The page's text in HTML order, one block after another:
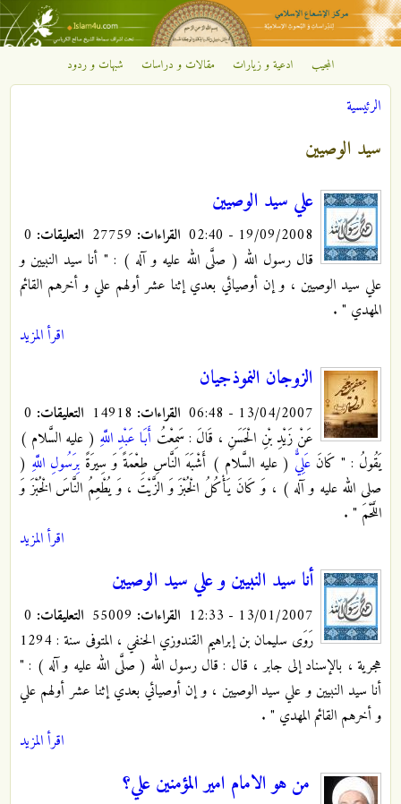
تجاوز إلى المحتوى الرئيسي
مركز
الإشعاع
الإسلامي
المجيب ادعية و زيارات مقالات و دراسات شبهات و ردود
أنت هنا
الرئيسية
سيد الوصيين
علي سيد الوصيين
19/09/2008 - 02:40 القراءات: التعليقات:
قال رسول الله ( صلَّى الله عليه و آله ) : " أنا سيد النبيين و
علي سيد الوصيين ، و إن أوصيائي بعدي إثنا عشر أولهم علي و أخرهم القائم
المهدي " .
اقرأ المزيد
الزوجان النموذجيان
13/04/2007 - 06:48 القراءات: التعليقات:
عَنْ زَيْدِ بْنِ الْحَسَنِ ، قَالَ : سَمِعْتُ أَبَا عَبْدِ اللَّهِ ( عليه السَّلام )
يَقُولُ : " كَانَعَلِيٌّ ( عليه السَّلام ) أَشْبَهَ النَّاسِ طِعْمَةً وَ سِيرَةً بِرَسُولِ اللَّهِ (
صلى الله عليه و آله ) ، وَ كَانَ يَأْكُلُ الْخُبْزَ وَ الزَّيْتَ ، وَ يُطْعِمُ النَّاسَ الْخُبْزَ وَ
اللَّحْمَ " .
اقرأ المزيد
أنا سيد النبيين و علي سيد الوصيين
13/01/2007 - 12:33 القراءات: التعليقات:
رَوَى سليمان بن إبراهيم القندوزي الحنفي ، المتوفى سنة : 1294
هجرية ، بالإسناد إلى جابر ، قال : قال رسول الله ( صلَّى الله عليه و آله ) : "
أنا سيد النبيين و علي سيد الوصيين ، و إن أوصيائي بعدي إثنا عشر أولهم علي
و أخرهم القائم المهدي " .
اقرأ المزيد
من هو الامام امير المؤمنين علي؟